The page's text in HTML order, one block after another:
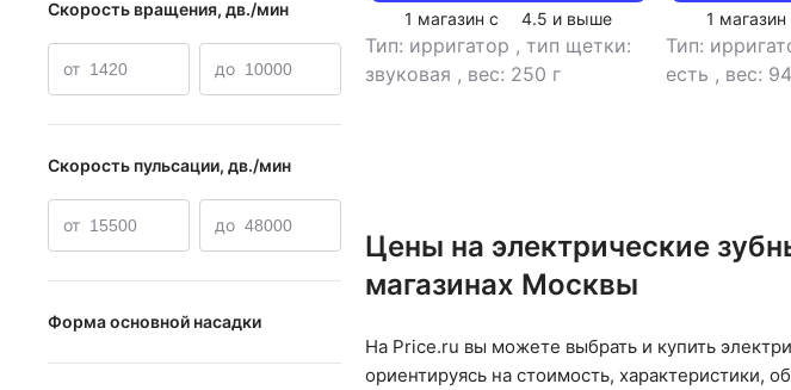
Скорость вращения, дв./мин
от до
Скорость пульсации, дв./мин
от до
Форма основной насадки
вытянутая
1 магазин с
4.5 и выше
Тип: ирригатор , тип щетки:
звуковая , вес: 250 г
1 магазин
Тип:
есть , вес:
Цены на электрические
магазинах Москвы
На Price.ru вы можете выбрать и купить
ориентируясь на стоимость, характеристики,